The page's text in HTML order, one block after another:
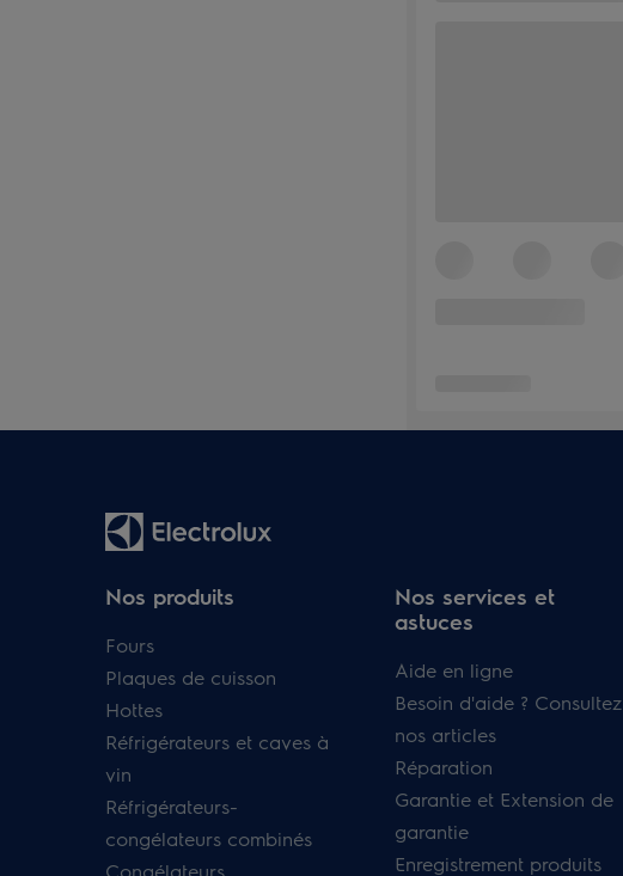
Nos produits
Fours
Plaques de cuisson
Hottes
Réfrigérateurs et caves à
vin
Réfrigérateurs-
congélateurs combinés
Congélateurs
Nos services et
astuces
Aide en ligne
Besoin d'aide ? Consultez
nos articles
Réparation
Garantie et Extension de
garantie
Enregistrement produits